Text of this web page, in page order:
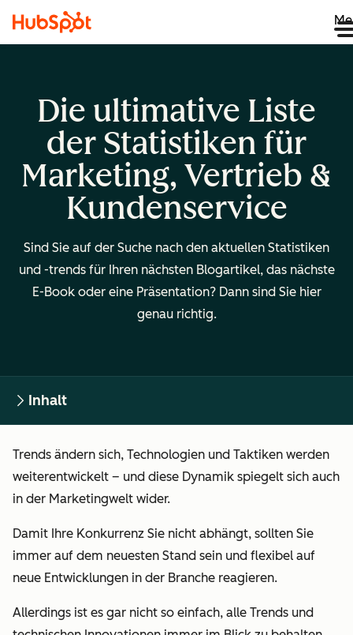
Die ultimative Liste
der Statistiken für
Marketing, Vertrieb &
Kundenservice
Sind Sie auf der Suche nach den aktuellen Statistiken
und -trends für Ihren nächsten Blogartikel, das nächste
E-Book oder eine Präsentation? Dann sind Sie hier
genau richtig.
Inhalt
Trends ändern sich, Technologien und Taktiken werden
weiterentwickelt – und diese Dynamik spiegelt sich auch
in der Marketingwelt wider.
Damit Ihre Konkurrenz Sie nicht abhängt, sollten Sie
immer auf dem neuesten Stand sein und flexibel auf
neue Entwicklungen in der Branche reagieren.
Allerdings ist es gar nicht so einfach, alle Trends und